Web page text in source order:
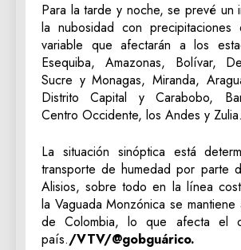
Para la tarde y noche, se prevé un
la nubosidad con precipitaciones
variable que afectarán a los
Esequiba, Amazonas, Bolívar,
Sucre y Monagas, Miranda,
Distrito Capital y Carabobo,
Centro Occidente, los Andes y Zulia.
La situación sinóptica está
transporte de humedad por parte
Alisios, sobre todo en la línea
la Vaguada Monzónica se mantiene
de Colombia, lo que afecta el
país./VTV/@gobguárico.